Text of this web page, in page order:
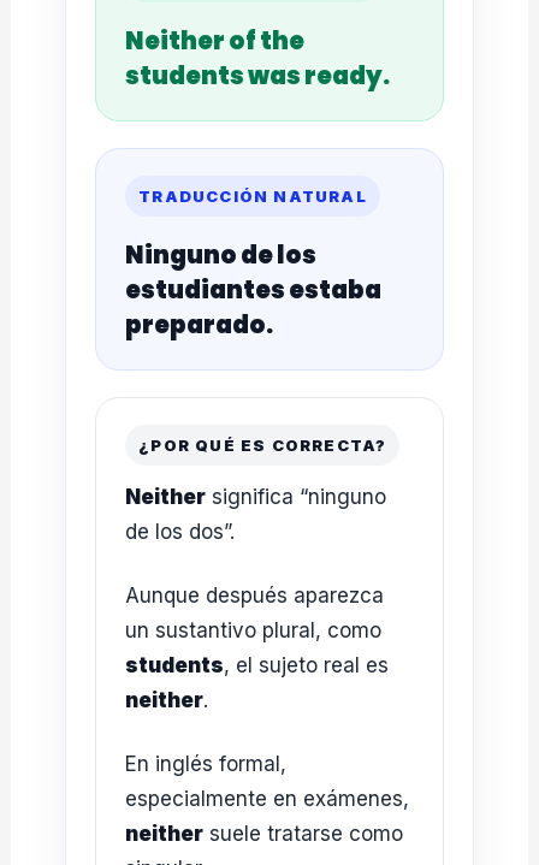
Neither of the
students was ready.
TRADUCCIÓN NATURAL
Ninguno de los
estudiantes estaba
preparado.
¿POR QUÉ ES CORRECTA?
Neither significa “ninguno
de los dos”.
Aunque después aparezca
un sustantivo plural, como
students, el sujeto real es
neither.
En inglés formal,
especialmente en exámenes,
neither suele tratarse como